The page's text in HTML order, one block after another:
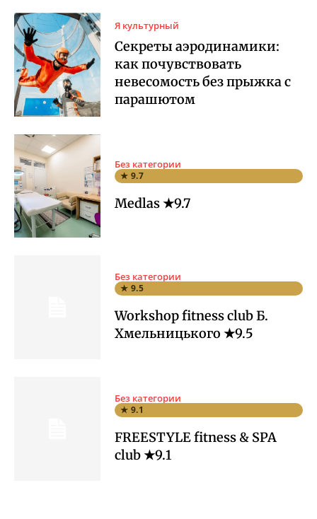
Я культурный
Секреты аэродинамики:
как почувствовать
невесомость без прыжка с
парашютом
Без категории
★ 9.7
Medlas ★9.7
Без категории
★ 9.5
Workshop fitness club Б.
Хмельницького ★9.5
Без категории
★ 9.1
FREESTYLE fitness & SPA
club ★9.1